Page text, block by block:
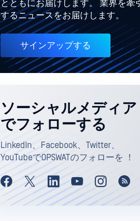
とともにお届けします。 業界を牽引
するニュースをお届けします。
サインアップする
ソーシャルメディア
でフォローする
LinkedIn、Facebook、Twitter、
YouTubeでOPSWATのフォローを ！